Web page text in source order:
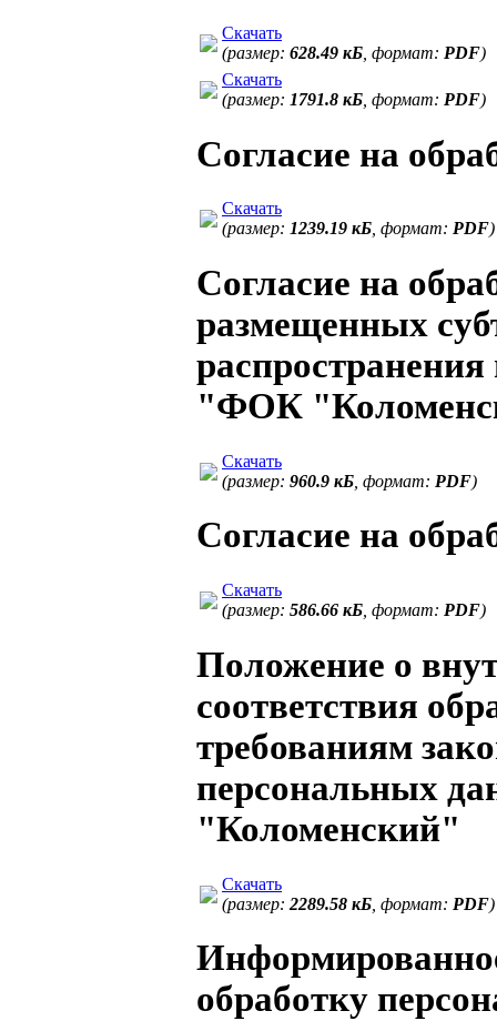
Скачать
(размер: 628.49 кБ , формат: PDF)
Скачать
(размер: 1791.8 кБ , формат: PDF)
Согласие на
Скачать
(размер: 1239.19 кБ , формат: PDF)
Согласие на
размещенных
"ФОК
Скачать
(размер: 960.9 кБ , формат: PDF)
Согласие на
Скачать
(размер: 586.66 кБ , формат: PDF)
Положение о
соответствия
требованиям
персональных
"Коломенский"
Скачать
(размер: 2289.58 кБ , формат: PDF)
обработку